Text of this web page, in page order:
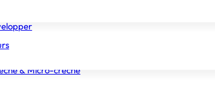
Piscines & Spas
& Micro-crèche